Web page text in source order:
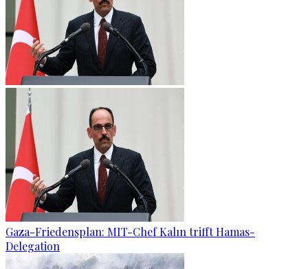
Gaza-Friedensplan: MIT-Chef Kalın trifft Hamas-
Delegation